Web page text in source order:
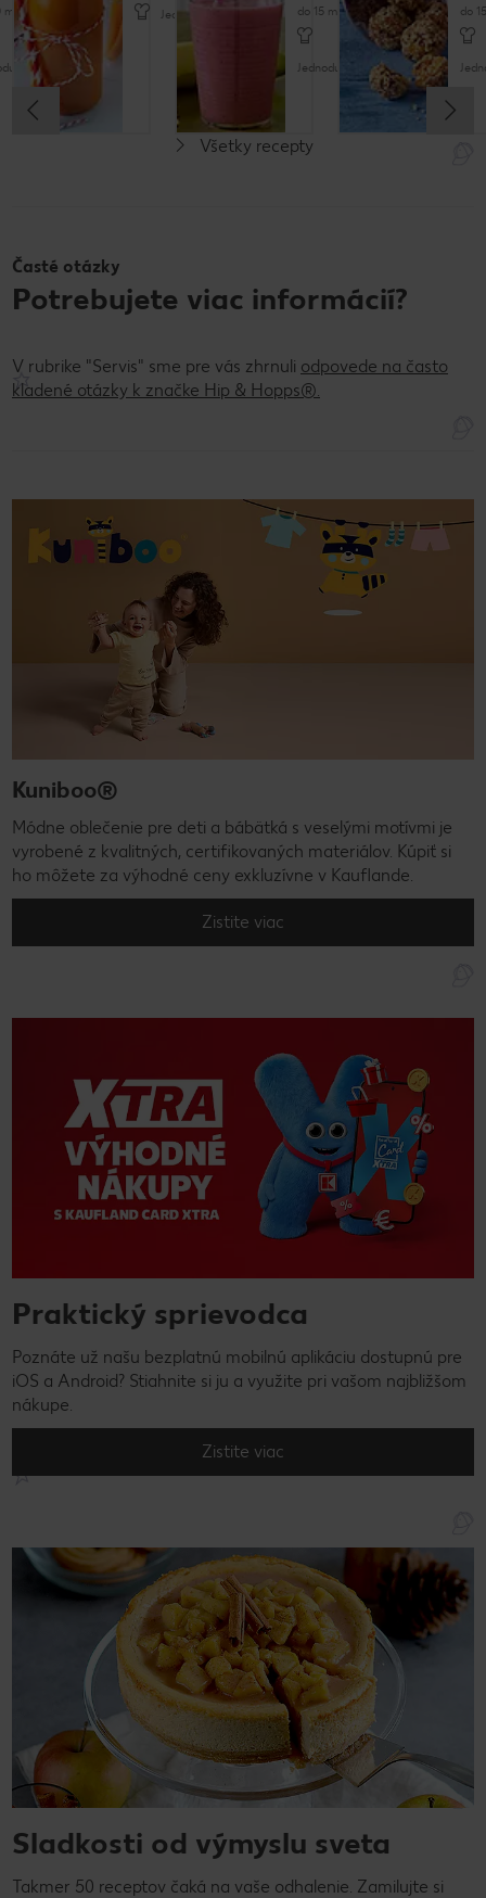
Jednoduché do 15 minút
Jednoduché
do
Všetky recepty
Časté otázky
Potrebujete viac informácií?
V rubrike "Servis" sme pre vás zhrnuli odpovede na často
kladené otázky k značke Hip & Hopps®.
Kuniboo®
Módne oblečenie pre deti a bábätká s veselými motívmi je
vyrobené z kvalitných, certifikovaných materiálov. Kúpiť si
ho môžete za výhodné ceny exkluzívne v Kauflande.
Zistite viac
Praktický sprievodca
Poznáte už našu bezplatnú mobilnú aplikáciu dostupnú pre
iOS a Android? Stiahnite si ju a využite pri vašom najbližšom
nákupe.
Zistite viac
Sladkosti od výmyslu sveta
Takmer 50 receptov čaká na vaše odhalenie. Zamilujte si